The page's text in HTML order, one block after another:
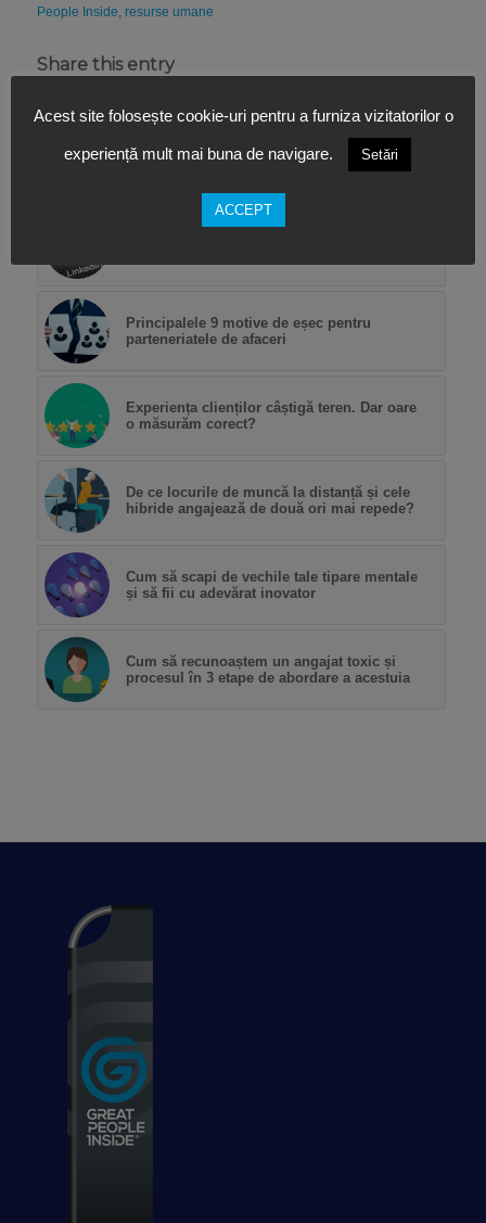
People Inside resurse umane
Share this entry
Principalele 9 motive de eșec pentru
parteneriatele de afaceri
Experiența clienților câștigă teren. Dar oare
o măsurăm corect?
De ce locurile de muncă la distanță și cele
hibride angajează de două ori mai repede?
Cum să scapi de vechile tale tipare mentale
și să fii cu adevărat inovator
Cum să recunoaștem un angajat toxic și
procesul în 3 etape de abordare a acestuia
Acest site folosește cookie-uri pentru a furniza vizitatorilor o
experiență mult mai buna de navigare. Setări
ACCEPT